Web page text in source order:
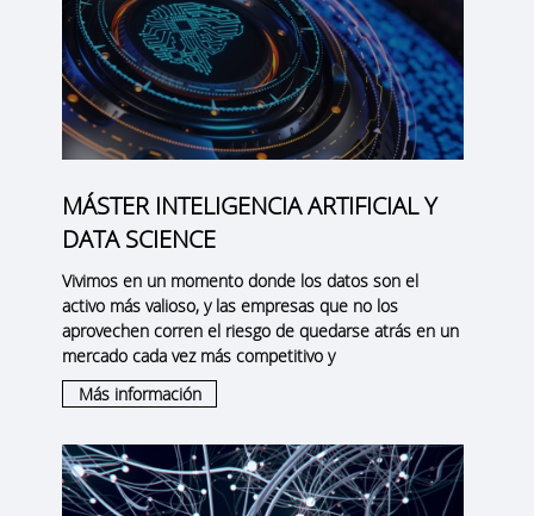
MÁSTER INTELIGENCIA ARTIFICIAL Y
DATA SCIENCE
Vivimos en un momento donde los datos son el
activo más valioso, y las empresas que no los
aprovechen corren el riesgo de quedarse atrás en un
mercado cada vez más competitivo y
Más información